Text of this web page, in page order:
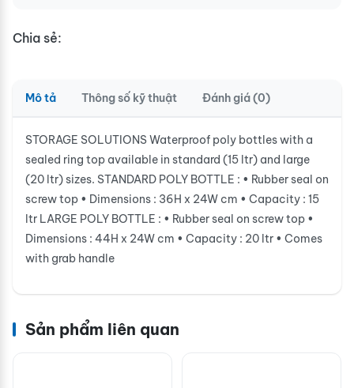
Chia sẻ:
Mô tả Thông số kỹ thuật Đánh giá (0)
STORAGE SOLUTIONS Waterproof poly bottles with a
sealed ring top available in standard (15 ltr) and large
(20 ltr) sizes. STANDARD POLY BOTTLE : • Rubber seal on
screw top • Dimensions : 36H x 24W cm • Capacity : 15
ltr LARGE POLY BOTTLE : • Rubber seal on screw top •
Dimensions : 44H x 24W cm • Capacity : 20 ltr • Comes
with grab handle
Sản phẩm liên quan